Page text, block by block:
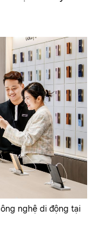
nghệ di động tại